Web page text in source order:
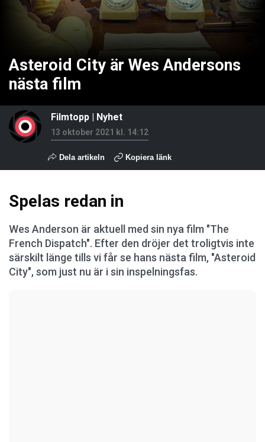
Asteroid City är Wes Andersons
nästa film
Filmtopp | Nyhet
13 oktober 2021 kl. 14:12
Dela artikeln Kopiera länk
Spelas redan in
Wes Anderson är aktuell med sin nya film "The
French Dispatch". Efter den dröjer det troligtvis inte
särskilt länge tills vi får se hans nästa film, "Asteroid
City", som just nu är i sin inspelningsfas.